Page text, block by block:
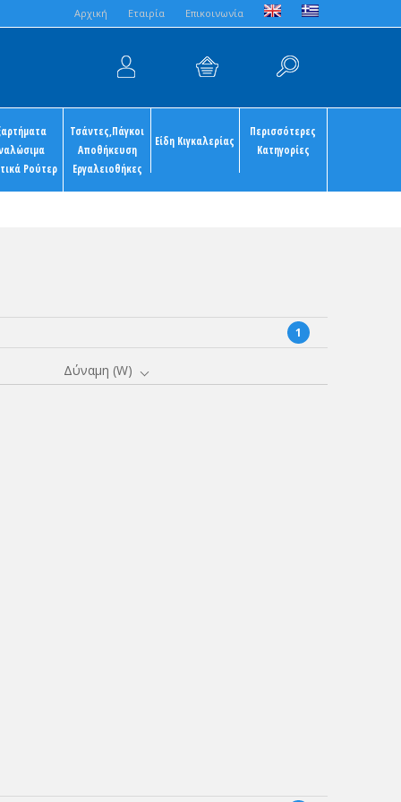
Aρχική Εταιρία Επικοινωνία
Ρούτερ
Τσάντες,Πάγκοι
Αποθήκευση
Εργαλειοθήκες
Είδη Κιγκαλερίας
Περισσότερες
Κατηγορίες
1
Δύναμη (W)